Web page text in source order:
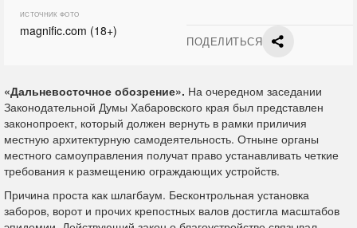
ИСТОЧНИК ФОТО
magnific.com (18+)
ПОДЕЛИТЬСЯ
«Дальневосточное обозрение». На очередном заседании
Законодательной Думы Хабаровского края был представлен
законопроект, который должен вернуть в рамки приличия
местную архитектурную самодеятельность. Отныне органы
местного самоуправления получат право устанавливать четкие
требования к размещению ограждающих устройств.
Причина проста как шлагбаум. Бесконтрольная установка
заборов, ворот и прочих крепостных валов достигла масштабов